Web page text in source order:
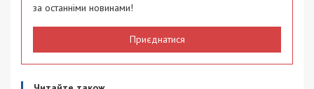
за останніми новинами!
Приєднатися